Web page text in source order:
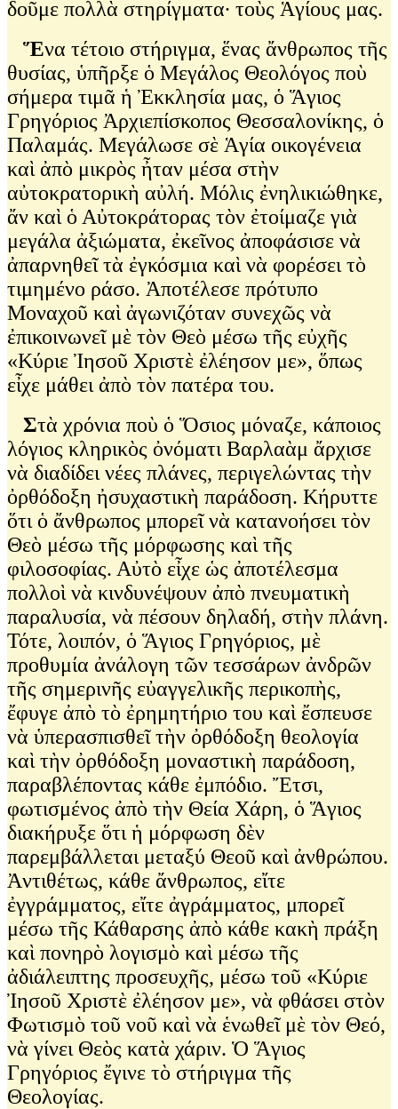
δοῦμε πολλὰ στηρίγματα∙ τοὺς Ἁγίους μας.
Ἕνα τέτοιο στήριγμα, ἕνας ἄνθρωπος τῆς
θυσίας, ὑπῆρξε ὁ Μεγάλος Θεολόγος ποὺ
σήμερα τιμᾶ ἡ Ἐκκλησία μας, ὁ Ἅγιος
Γρηγόριος Ἀρχιεπίσκοπος Θεσσαλονίκης, ὁ
Παλαμάς. Μεγάλωσε σὲ Ἁγία οικογένεια
καὶ ἀπὸ μικρὸς ἦταν μέσα στὴν
αὐτοκρατορικὴ αὐλή. Μόλις ἐνηλικιώθηκε,
ἄν καὶ ὁ Αὐτοκράτορας τὸν ἐτοίμαζε γιὰ
μεγάλα ἀξιώματα, ἐκεῖνος ἀποφάσισε νὰ
ἀπαρνηθεῖ τὰ ἐγκόσμια καὶ νὰ φορέσει τὸ
τιμημένο ράσο. Ἀποτέλεσε πρότυπο
Μοναχοῦ καὶ ἀγωνιζόταν συνεχῶς νὰ
ἐπικοινωνεῖ μὲ τὸν Θεὸ μέσω τῆς εὐχῆς
«Κύριε Ἰησοῦ Χριστὲ ἐλέησον με», ὅπως
εἶχε μάθει ἀπὸ τὸν πατέρα του.
Στὰ χρόνια ποὺ ὁ Ὅσιος μόναζε, κάποιος
λόγιος κληρικὸς ὀνόματι Βαρλαὰμ ἄρχισε
νὰ διαδίδει νέες πλάνες, περιγελώντας τὴν
ὀρθόδοξη ἠσυχαστικὴ παράδοση. Κήρυττε
ὅτι ὁ ἄνθρωπος μπορεῖ νὰ κατανοήσει τὸν
Θεὸ μέσω τῆς μόρφωσης καὶ τῆς
φιλοσοφίας. Αὐτὸ εἶχε ὡς ἀποτέλεσμα
πολλοὶ νὰ κινδυνέψουν ἀπὸ πνευματικὴ
παραλυσία, νὰ πέσουν δηλαδή, στὴν πλάνη.
Τότε, λοιπόν, ὁ Ἅγιος Γρηγόριος, μὲ
προθυμία ἀνάλογη τῶν τεσσάρων ἀνδρῶν
τῆς σημερινῆς εὐαγγελικῆς περικοπὴς,
ἔφυγε ἀπὸ τὸ ἐρημητήριο του καὶ ἔσπευσε
νὰ ὑπερασπισθεῖ τὴν ὀρθόδοξη θεολογία
καὶ τὴν ὀρθόδοξη μοναστικὴ παράδοση,
παραβλέποντας κάθε ἐμπόδιο. Ἔτσι,
φωτισμένος ἀπὸ τὴν Θεία Χάρη, ὁ Ἅγιος
διακήρυξε ὅτι ἡ μόρφωση δὲν
παρεμβάλλεται μεταξύ Θεοῦ καὶ ἀνθρώπου.
Ἀντιθέτως, κάθε ἄνθρωπος, εἴτε
ἐγγράμματος, εἴτε ἀγράμματος, μπορεῖ
μέσω τῆς Κάθαρσης ἀπὸ κάθε κακὴ πράξη
καὶ πονηρὸ λογισμὸ καὶ μέσω τῆς
ἀδιάλειπτης προσευχῆς, μέσω τοῦ «Κύριε
Ἰησοῦ Χριστὲ ἐλέησον με», νὰ φθάσει στὸν
Φωτισμὸ τοῦ νοῦ καὶ νὰ ἑνωθεῖ μὲ τὸν Θεό,
νὰ γίνει Θεὸς κατὰ χάριν. Ὁ Ἅγιος
Γρηγόριος ἔγινε τὸ στήριγμα τῆς
Θεολογίας.